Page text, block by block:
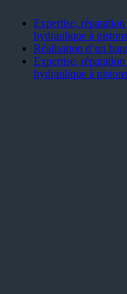
Expertise, réparation
hydraulique à
Réalisation d’un
Expertise, réparation
hydraulique à